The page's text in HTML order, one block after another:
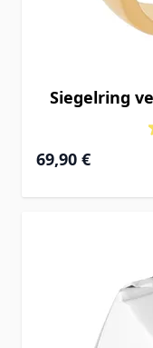
Siegelring
69,90 €